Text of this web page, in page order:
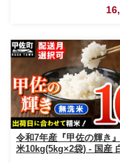
令和7年産『甲佐の輝き
米10kg(5kg×2袋) - 国産